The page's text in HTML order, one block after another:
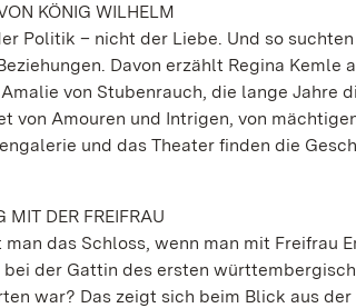
KÖNIG WILHELM
Politik – nicht der Liebe. Und so
Davon erzählt Regina Kemle
von Stubenrauch, die lange Jahre
von Amouren und Intrigen, von
und das Theater finden die
DER FREIFRAU
das Schloss, wenn man mit Freifrau
der Gattin des ersten
war? Das zeigt sich beim Blick aus